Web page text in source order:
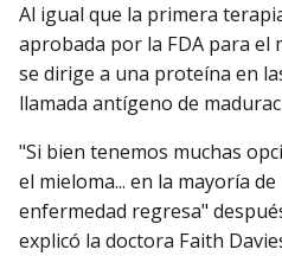
Al igual que la primera
aprobada por la FDA para el
se dirige a una proteína en
llamada antígeno de
"Si bien tenemos muchas
el mieloma... en la mayoría
enfermedad regresa"
explicó la doctora Faith